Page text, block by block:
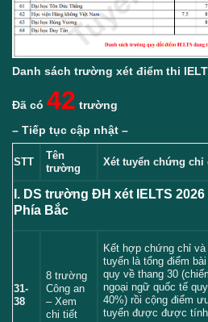
Danh sách trường xét điểm thi
Đã có 42 trường
– Tiếp tục cập nhật –
STT
Tên
trường
Xét tuyển chứng chỉ
I. DS trường ĐH xét IELTS
Phía Bắc
31-
38
8 trường
Công an
– Xem
chi tiết
Kết hợp chứng chỉ
tuyển là tổng điểm
quy về thang 30
ngoại ngữ quốc tế
40%) rồi cộng điểm
tuyển được được